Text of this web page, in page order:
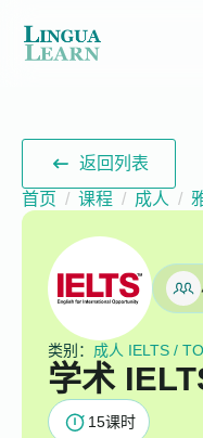
返回列表
首页
课程 成人
类别： 成人 IELTS /
学术
15课时